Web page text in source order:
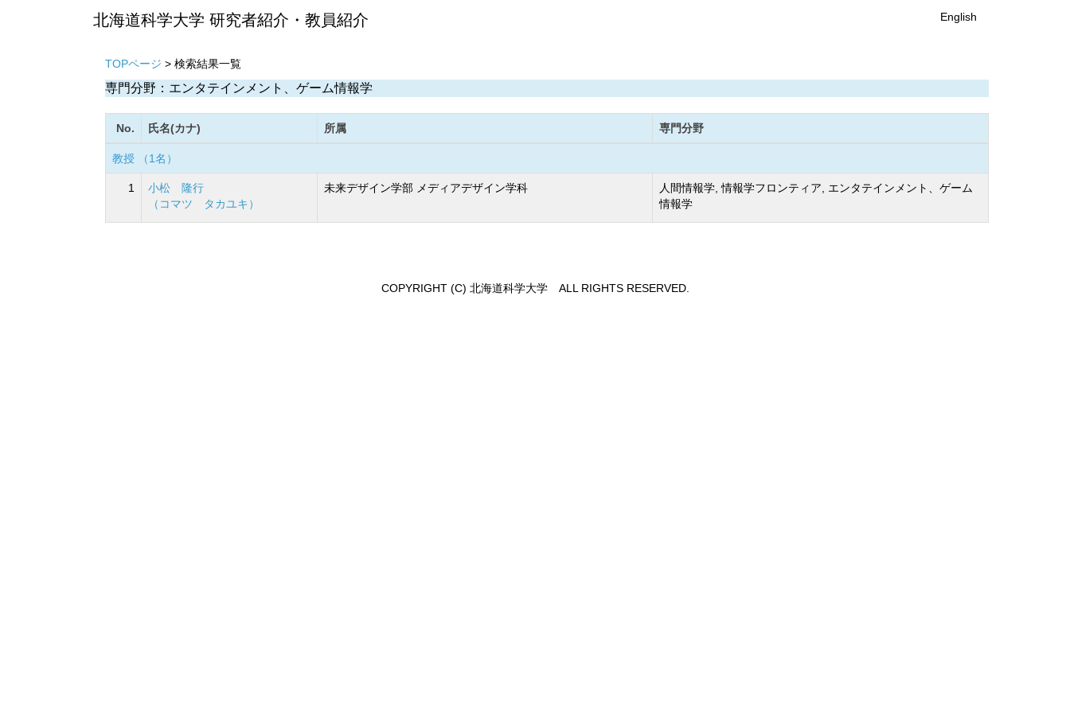
北海道科学大学 研究者紹介・教員紹介 English
TOPページ > 検索結果一覧
専門分野：エンタテインメント、ゲーム情報学
No. 氏名(カナ) 所属 専門分野
教授 （1名）
1
小松 隆行
（コマツ タカユキ）
未来デザイン学部 メディアデザイン学科
人間情報学, 情報学フロンティア, エンタテインメント、ゲーム
情報学
COPYRIGHT (C) 北海道科学大学 ALL RIGHTS RESERVED.